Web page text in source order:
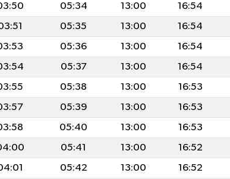
05:34 13:00 16:54
05:35 13:00 16:54
05:36 13:00 16:54
05:37 13:00 16:54
05:38 13:00 16:53
05:39 13:00 16:53
05:40 13:00 16:53
05:41 13:00 16:52
05:42 13:00 16:52